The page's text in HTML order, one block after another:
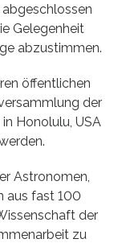
Gelegenheit
abzustimmen.
öffentlichen
der
Honolulu, USA
Astronomen,
aus fast 100
der
zu